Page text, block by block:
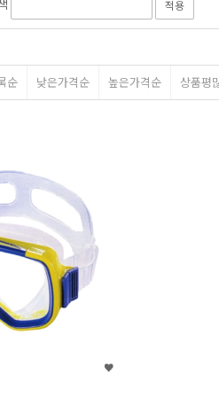
적용
순 낮은가격순 높은가격순 상품평